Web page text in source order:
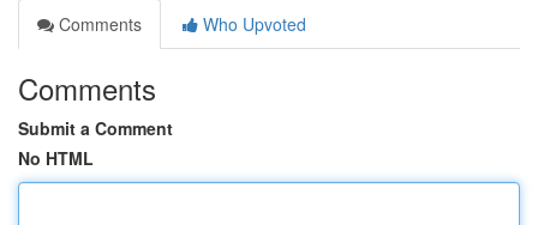
Comments
Who Upvoted
Comments
Submit a Comment
No HTML